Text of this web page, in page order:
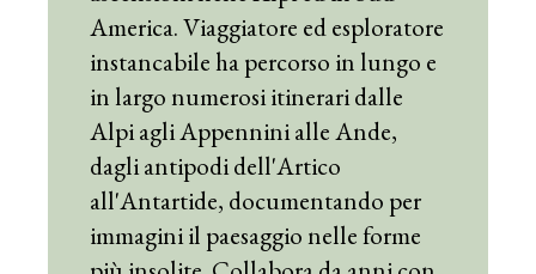
America. Viaggiatore ed esploratore
instancabile ha percorso in lungo e
in largo numerosi itinerari dalle
Alpi agli Appennini alle Ande,
dagli antipodi dell'Artico
all'Antartide, documentando per
immagini il paesaggio nelle forme